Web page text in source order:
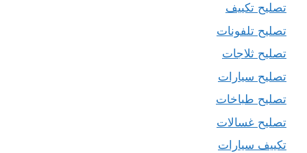
تصليح تكييف
تصليح تلفونات
تصليح ثلاجات
تصليح سيارات
تصليح طباخات
تصليح غسالات
تكييف سيارات